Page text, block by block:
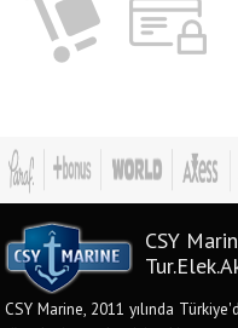
CSY
CSY Marine, 2011 yılında